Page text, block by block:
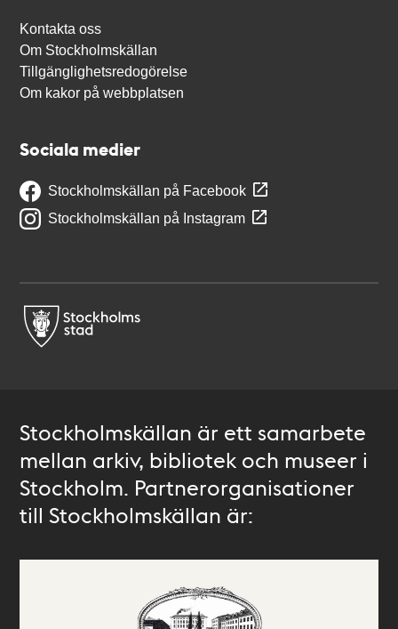
Kontakta oss
Om Stockholmskällan
Tillgänglighetsredogörelse
Om kakor på webbplatsen
Sociala medier
Stockholmskällan på Facebook
Stockholmskällan på Instagram
Stockholmskällan är ett samarbete
mellan arkiv, bibliotek och museer i
Stockholm. Partnerorganisationer
till Stockholmskällan är: